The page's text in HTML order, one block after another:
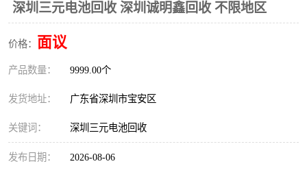
深圳三元电池回收 深圳诚明鑫回收 不限地区
价格： 面议
产品数量： 9999.00个
发货地址： 广东省深圳市宝安区
关键词： 深圳三元电池回收
发布日期： 2026-08-06